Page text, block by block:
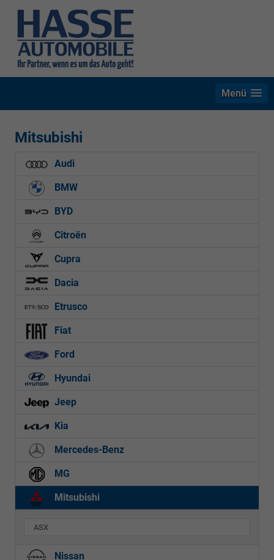
Menü
Mitsubishi
Audi
BMW
BYD
Citroën
Cupra
Dacia
Etrusco
Fiat
Ford
Hyundai
Jeep
Kia
Mercedes-Benz
MG
Mitsubishi
ASX
Nissan